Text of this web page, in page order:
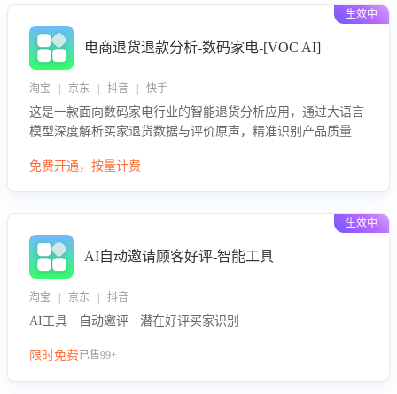
生效中
电商退货退款分析-数码家电-[VOC AI]
淘宝 | 京东 | 抖音 | 快手
这是一款面向数码家电行业的智能退货分析应用，通过大语言
模型深度解析买家退货数据与评价原声，精准识别产品质量、
议，通过挖掘用户痛点驱动产品迭代，从根本上降低退货率，
免费开通，按量计费
生效中
AI自动邀请顾客好评-智能工具
淘宝 | 京东 | 抖音
AI工具 · 自动邀评 · 潜在好评买家识别
限时免费已售99+